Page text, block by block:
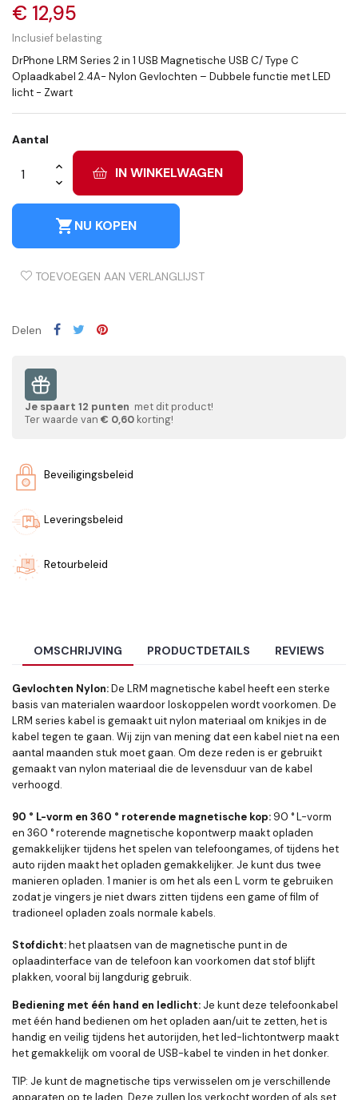
€ 12,95
Inclusief belasting
DrPhone LRM Series 2 in 1 USB Magnetische USB C/ Type C
Oplaadkabel 2.4A- Nylon Gevlochten – Dubbele functie met LED
licht - Zwart
Aantal
IN WINKELWAGEN
shopping_cartNU KOPEN
TOEVOEGEN AAN VERLANGLIJST
Delen
Je spaart 12 punten met dit product!
Ter waarde van € 0,60 korting!
Beveiligingsbeleid
Leveringsbeleid
Retourbeleid
OMSCHRIJVING PRODUCTDETAILS REVIEWS
Gevlochten Nylon:De LRM magnetische kabel heeft een sterke
basis van materialen waardoor loskoppelen wordt voorkomen. De
LRM series kabel is gemaakt uit nylon materiaal om knikjes in de
kabel tegen te gaan. Wij zijn van mening dat een kabel niet na een
aantal maanden stuk moet gaan. Om deze reden is er gebruikt
gemaakt van nylon materiaal die de levensduur van de kabel
verhoogd.
90 ° L-vorm en 360 ° roterende magnetische kop: 90 ° L-vorm
en 360 ° roterende magnetische kopontwerp maakt opladen
gemakkelijker tijdens het spelen van telefoongames, of tijdens het
auto rijden maakt het opladen gemakkelijker. Je kunt dus twee
manieren opladen. 1 manier is om het als een L vorm te gebruiken
zodat je vingers je niet dwars zitten tijdens een game of film of
tradioneel opladen zoals normale kabels.
Stofdicht:het plaatsen van de magnetische punt in de
oplaadinterface van de telefoon kan voorkomen dat stof blijft
plakken, vooral bij langdurig gebruik.
Bediening met één hand en ledlicht: Je kunt deze telefoonkabel
met één hand bedienen om het opladen aan/uit te zetten, het is
handig en veilig tijdens het autorijden, het led-lichtontwerp maakt
het gemakkelijk om vooral de USB-kabel te vinden in het donker.
TIP: Je kunt de magnetische tips verwisselen om je verschillende